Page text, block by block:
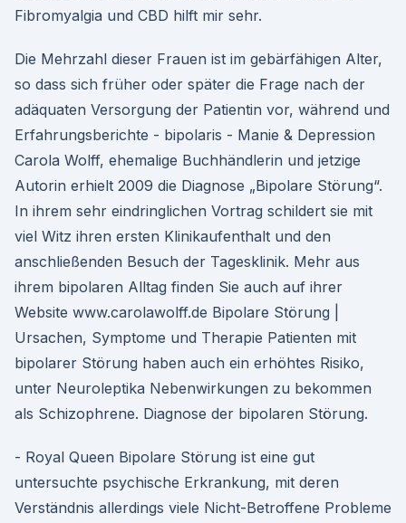
Fibromyalgia und CBD hilft mir sehr.
Die Mehrzahl dieser Frauen ist im gebärfähigen Alter,
so dass sich früher oder später die Frage nach der
adäquaten Versorgung der Patientin vor, während und
Erfahrungsberichte - bipolaris - Manie & Depression
Carola Wolff, ehemalige Buchhändlerin und jetzige
Autorin erhielt 2009 die Diagnose „Bipolare Störung“.
In ihrem sehr eindringlichen Vortrag schildert sie mit
viel Witz ihren ersten Klinikaufenthalt und den
anschließenden Besuch der Tagesklinik. Mehr aus
ihrem bipolaren Alltag finden Sie auch auf ihrer
Website www.carolawolff.de Bipolare Störung |
Ursachen, Symptome und Therapie Patienten mit
bipolarer Störung haben auch ein erhöhtes Risiko,
unter Neuroleptika Nebenwirkungen zu bekommen
als Schizophrene. Diagnose der bipolaren Störung.
- Royal Queen Bipolare Störung ist eine gut
untersuchte psychische Erkrankung, mit deren
Verständnis allerdings viele Nicht-Betroffene Probleme